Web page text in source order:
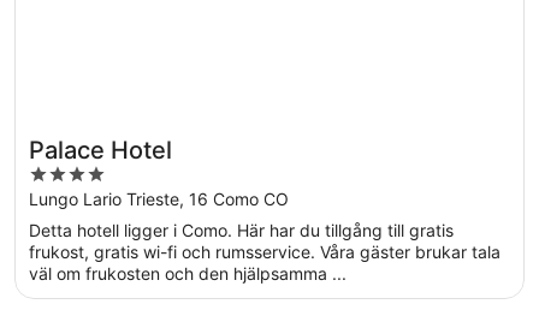
Palace Hotel
4
out
of
5
Lungo Lario Trieste, 16 Como CO
Detta hotell ligger i Como. Här har du tillgång till gratis
frukost, gratis wi-fi och rumsservice. Våra gäster brukar tala
väl om frukosten och den hjälpsamma ...